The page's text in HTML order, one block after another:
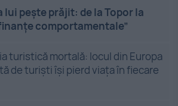
lui pește prăjit: de la Topor la
comportamentale”
turistică mortală: locul din Europa
de turiști își pierd viața în fiecare